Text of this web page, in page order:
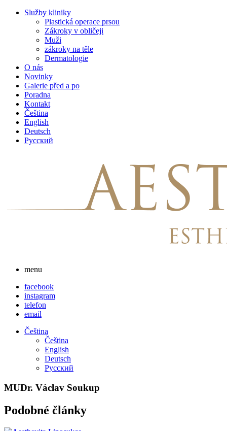
Skip
Služby kliniky
Plastická operace prsou
Zákroky v obličeji
Muži
zákroky na těle
Dermatologie
O nás
Novinky
Galerie před a po
Poradna
Kontakt
Čeština
English
Deutsch
Русский
menu
facebook
instagram
telefon
email
Čeština
Čeština
English
Deutsch
Русский
MUDr. Václav Soukup
Podobné články